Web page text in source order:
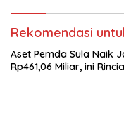
Rekomendasi
Aset Pemda Sula Naik
Rp461,06 Miliar, ini